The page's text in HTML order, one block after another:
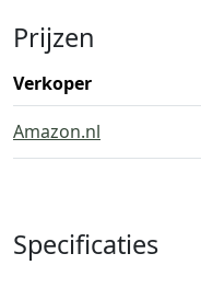
Prijzen
Verkoper
Amazon.nl
Specificaties